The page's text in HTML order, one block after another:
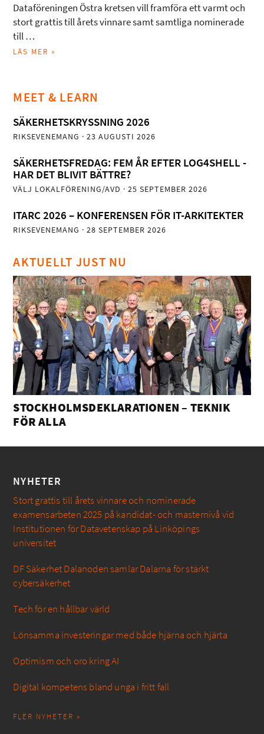
Dataföreningen Östra kretsen vill framföra ett varmt och
stort grattis till årets vinnare samt samtliga nominerade
till …
LÄS MER »
MEET & LEARN
SÄKERHETSKRYSSNING 2026
RIKSEVENEMANG · 23 AUGUSTI 2026
SÄKERHETSFREDAG: FEM ÅR EFTER LOG4SHELL -
HAR DET BLIVIT BÄTTRE?
VÄLJ LOKALFÖRENING/AVD · 25 SEPTEMBER 2026
ITARC 2026 – KONFERENSEN FÖR IT-ARKITEKTER
RIKSEVENEMANG · 28 SEPTEMBER 2026
AKTUELLT JUST NU
STOCKHOLMSDEKLARATIONEN – TEKNIK
FÖR ALLA
NYHETER
Stort grattis till årets vinnare och nominerade
examensarbeten 2025 på kandidat- och masternivå vid
Institutionen för Datavetenskap på Linköpings
universitet
DF Säkerhet Dalanoden samlar Dalarna för stärkt
cybersäkerhet
Tech för en hållbar värld
Lönsamma investeringar med både hjärna och hjärta
Optimism och oro kring AI
Digital kompetens bland unga i fritt fall
FLER NYHETER »